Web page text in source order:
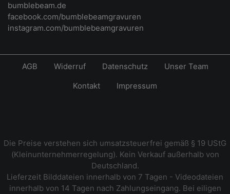
bumblebeam.de
facebook.com/bumblebeamgravuren
instagram.com/bumblebeamgravuren
AGB Widerruf Datenschutz
Unser Team
Kontakt
Impressum
Die Preise verstehen sich umsatzsteuerfrei gemäß § 19 UStG
(Kleinunternehmerregelung). Kein Verkauf außerhalb von
Deutschland.
Lieferzeit Bilddateien innerhalb von 7 Tagen - Videodateien
innerhalb von 14 Tagen nach Zahlungseingang. Bei eiligen